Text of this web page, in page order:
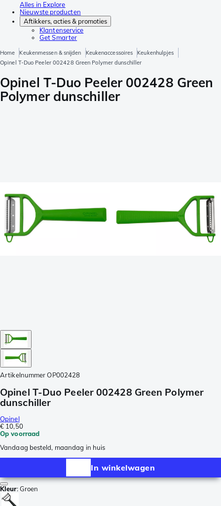
Alles in Explore
Nieuwste producten
Aftikkers, acties & promoties
Klantenservice
Get Smarter
Home Keukenmessen & snijden Keukenaccessoires
Keukenhulpjes
Opinel T-Duo Peeler 002428 Green Polymer dunschiller
Opinel T-Duo Peeler 002428 Green
Polymer dunschiller
Artikelnummer OP002428
Opinel T-Duo Peeler 002428 Green Polymer
dunschiller
Opinel
€ 10,50
Op voorraad
Vandaag besteld, maandag in huis
In winkelwagen
Kleur:Groen